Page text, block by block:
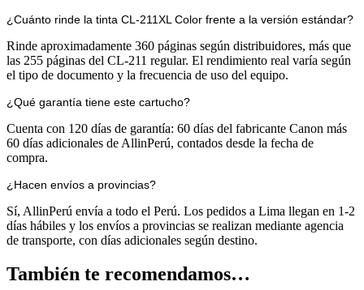
¿Cuánto rinde la tinta CL-211XL Color frente a la versión estándar?
Rinde aproximadamente 360 páginas según distribuidores, más que
las 255 páginas del CL-211 regular. El rendimiento real varía según
el tipo de documento y la frecuencia de uso del equipo.
¿Qué garantía tiene este cartucho?
Cuenta con 120 días de garantía: 60 días del fabricante Canon más
60 días adicionales de AllinPerú, contados desde la fecha de
compra.
¿Hacen envíos a provincias?
Sí, AllinPerú envía a todo el Perú. Los pedidos a Lima llegan en 1-2
días hábiles y los envíos a provincias se realizan mediante agencia
de transporte, con días adicionales según destino.
También te recomendamos…